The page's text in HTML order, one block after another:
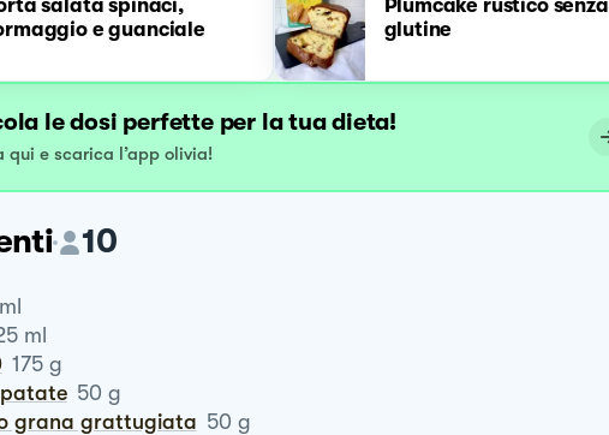
salata spinaci,
e guanciale
Plumcake rustico senza
glutine
le dosi perfette per la tua dieta!
qui e scarica l’app olivia!
10
ml
ml
175 g
patate 50 g
o grana grattugiata 50 g